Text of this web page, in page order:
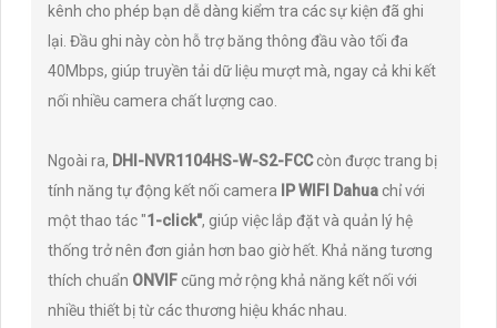
kênh cho phép bạn dễ dàng kiểm tra các sự kiện đã ghi
lại. Đầu ghi này còn hỗ trợ băng thông đầu vào tối đa
40Mbps, giúp truyền tải dữ liệu mượt mà, ngay cả khi kết
nối nhiều camera chất lượng cao.
Ngoài ra, DHI-NVR1104HS-W-S2-FCCcòn được trang bị
tính năng tự động kết nối camera IP WIFI Dahua chỉ với
một thao tác "1-click", giúp việc lắp đặt và quản lý hệ
thống trở nên đơn giản hơn bao giờ hết. Khả năng tương
thích chuẩn ONVIF cũng mở rộng khả năng kết nối với
nhiều thiết bị từ các thương hiệu khác nhau.